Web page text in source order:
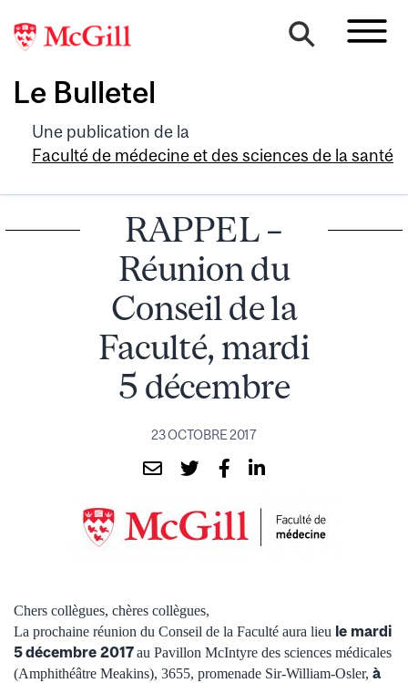
Le Bulletel
Une publication de la
Faculté de médecine et des sciences de la santé
RAPPEL –
Réunion du
Conseil de la
Faculté, mardi
5 décembre
23 OCTOBRE 2017
Chers collègues, chères collègues,
La prochaine réunion du Conseil de la Faculté aura lieu le mardi
5 décembre 2017au Pavillon McIntyre des sciences médicales
(Amphithéâtre Meakins), 3655, promenade Sir-William-Osler, à